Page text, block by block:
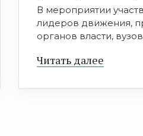
В мероприятии
лидеров движения,
органов власти, вузов
Читать далее